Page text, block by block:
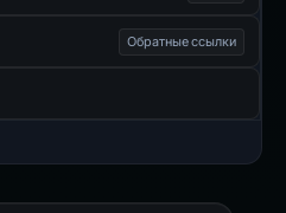
Обратные ссылки